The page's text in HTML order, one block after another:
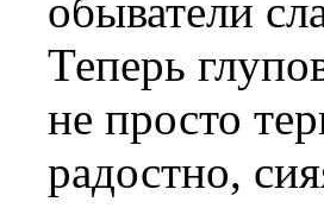
обыватели
Теперь
не просто
радостно,